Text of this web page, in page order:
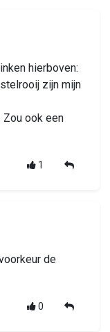
hierboven:
zijn mijn
Zou ook een
1
de
0